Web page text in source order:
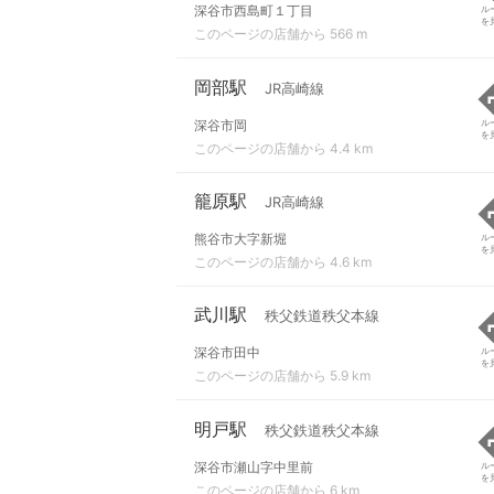
深谷市西島町１丁目
このページの店舗から 566 m
ル
を
岡部駅 JR高崎線
深谷市岡
このページの店舗から 4.4 km
ル
を
籠原駅 JR高崎線
熊谷市大字新堀
このページの店舗から 4.6 km
ル
を
武川駅 秩父鉄道秩父本線
深谷市田中
このページの店舗から 5.9 km
ル
を
明戸駅 秩父鉄道秩父本線
深谷市瀬山字中里前
このページの店舗から 6 km
ル
を